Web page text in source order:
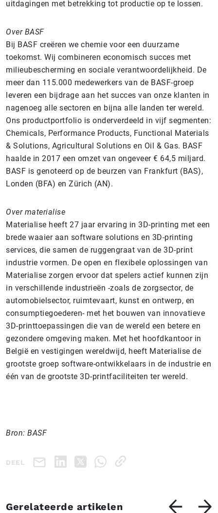
uitdagingen met betrekking tot productie op te lossen.
Over BASF
Bij BASF creëren we chemie voor een duurzame
toekomst. Wij combineren economisch succes met
milieubescherming en sociale verantwoordelijkheid. De
meer dan 115.000 medewerkers van de BASF-groep
leveren een bijdrage aan het succes van onze klanten in
nagenoeg alle sectoren en bijna alle landen ter wereld.
Ons productportfolio is onderverdeeld in vijf segmenten:
Chemicals, Performance Products, Functional Materials
& Solutions, Agricultural Solutions en Oil & Gas. BASF
haalde in 2017 een omzet van ongeveer € 64,5 miljard.
BASF is genoteerd op de beurzen van Frankfurt (BAS),
Londen (BFA) en Zürich (AN).
Over materialise
Materialise heeft 27 jaar ervaring in 3D-printing met een
brede waaier aan software solutions en 3D-printing
services, die samen de ruggengraat van de 3D-print
industrie vormen. De open en flexibele oplossingen van
Materialise zorgen ervoor dat spelers actief kunnen zijn
in verschillende industrieën -zoals de zorgsector, de
automobielsector, ruimtevaart, kunst en ontwerp, en
consumptiegoederen- met het bouwen van innovatieve
3D-printtoepassingen die van de wereld een betere en
gezondere omgeving maken. Met het hoofdkantoor in
België en vestigingen wereldwijd, heeft Materialise de
grootste groep software-ontwikkelaars in de industrie en
één van de grootste 3D-printfaciliteiten ter wereld.
Bron: BASF
DEEL
Gerelateerde artikelen